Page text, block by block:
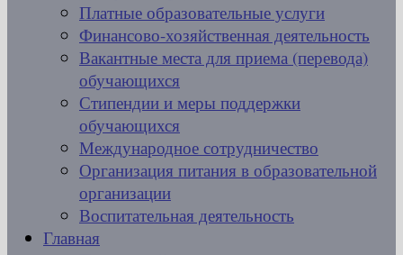
Платные образовательные услуги
Финансово-хозяйственная деятельность
Вакантные места для приема (перевода)
обучающихся
Стипендии и меры поддержки
обучающихся
Международное сотрудничество
Организация питания в образовательной
организации
Воспитательная деятельность
Главная